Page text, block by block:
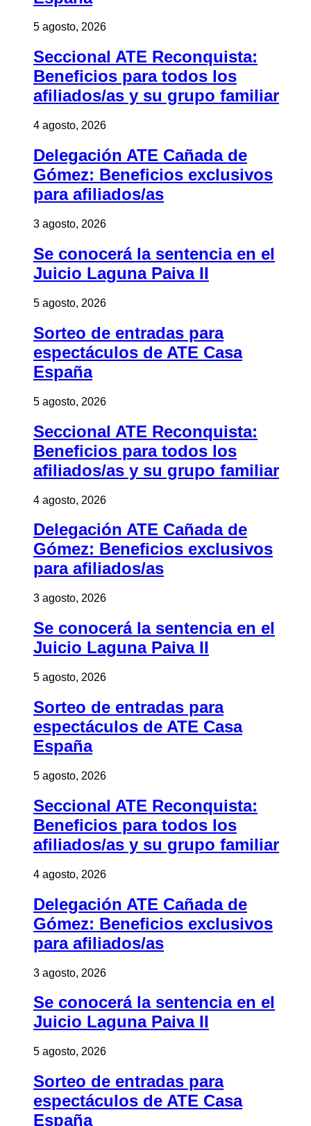
5 agosto, 2026
Seccional ATE Reconquista:
Beneficios para todos los
afiliados/as y su grupo familiar
4 agosto, 2026
Delegación ATE Cañada de
Gómez: Beneficios exclusivos
para afiliados/as
3 agosto, 2026
Se conocerá la sentencia en el
Juicio Laguna Paiva II
5 agosto, 2026
Sorteo de entradas para
espectáculos de ATE Casa
España
5 agosto, 2026
Seccional ATE Reconquista:
Beneficios para todos los
afiliados/as y su grupo familiar
4 agosto, 2026
Delegación ATE Cañada de
Gómez: Beneficios exclusivos
para afiliados/as
3 agosto, 2026
Se conocerá la sentencia en el
Juicio Laguna Paiva II
5 agosto, 2026
Sorteo de entradas para
espectáculos de ATE Casa
España
5 agosto, 2026
Seccional ATE Reconquista:
Beneficios para todos los
afiliados/as y su grupo familiar
4 agosto, 2026
Delegación ATE Cañada de
Gómez: Beneficios exclusivos
para afiliados/as
3 agosto, 2026
Se conocerá la sentencia en el
Juicio Laguna Paiva II
5 agosto, 2026
Sorteo de entradas para
espectáculos de ATE Casa
España